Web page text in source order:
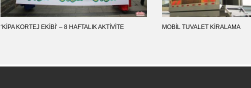
‘KIPA KORTEJ EKIBI’ – 8 HAFTALIK AKTIVITE MOBIL TUVALET KIRALAMA